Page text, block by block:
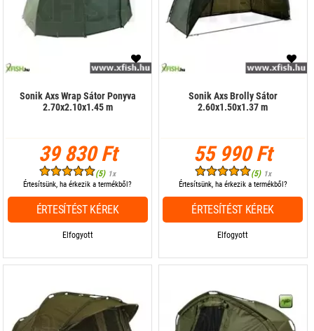
Sonik Axs Wrap Sátor Ponyva
2.70x2.10x1.45 m
39 830 Ft
(5) 1x
Elfogyott
Értesítsünk, ha érkezik a termékből?
ÉRTESÍTÉST KÉREK
Sonik Axs Brolly Sátor
2.60x1.50x1.37 m
55 990 Ft
(5) 1x
Elfogyott
Értesítsünk, ha érkezik a termékből?
ÉRTESÍTÉST KÉREK